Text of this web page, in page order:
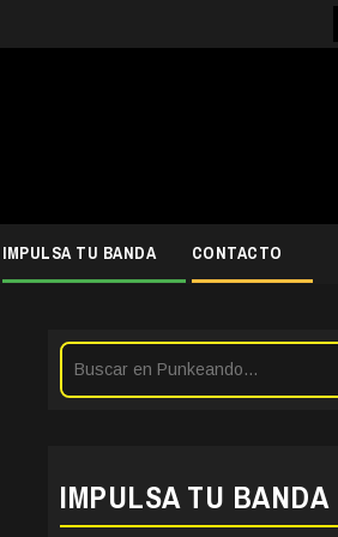
IMPULSA TU BANDA CONTACTO
IMPULSA TU BANDA